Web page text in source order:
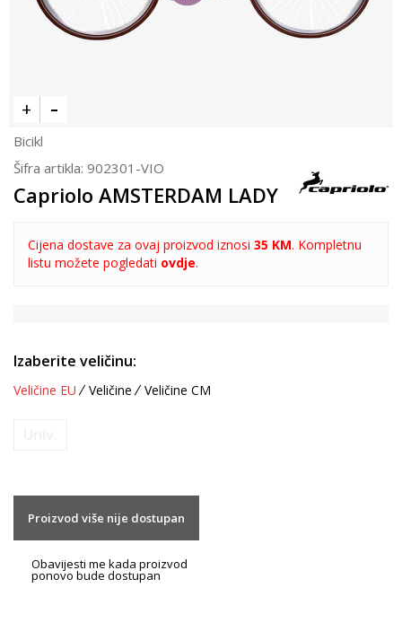
Bicikl
Šifra artikla: 902301-VIO
Capriolo AMSTERDAM LADY
Cijena dostave za ovaj proizvod iznosi 35 KM. Kompletnu
listu možete pogledati ovdje.
Izaberite veličinu:
Veličine EU Veličine Veličine CM
Proizvod više nije dostupan
Obavijesti me kada proizvod
ponovo bude dostupan